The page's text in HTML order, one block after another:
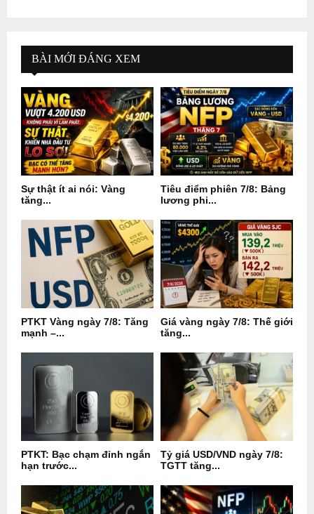
BÀI MỚI ĐÁNG XEM
Sự thật ít ai nói: Vàng
tăng...
Tiêu điểm phiên 7/8: Bảng
lương phi...
PTKT Vàng ngày 7/8: Tăng
mạnh –...
Giá vàng ngày 7/8: Thế giới
tăng...
PTKT: Bạc chạm đỉnh ngắn
hạn trước...
Tỷ giá USD/VND ngày 7/8:
TGTT tăng...